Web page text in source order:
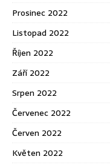
Prosinec 2022
Listopad 2022
Říjen 2022
Září 2022
Srpen 2022
Červenec 2022
Červen 2022
Květen 2022